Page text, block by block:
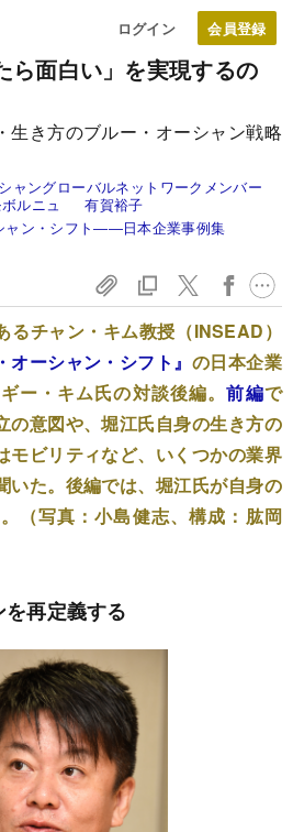
ログイン
ら面白い」を実現するの
生き方のブルー・オーシャン戦略
ャングローバルネットワークメンバー
ルニュ
有賀裕子
ャン・シフト――日本企業事例集
るチャン・キム教授（INSEAD）
オーシャン・シフト』 の日本企業
ー・キム氏の対談後編。前編で
の意図や、堀江氏自身の生き方の
モビリティなど、いくつかの業界
いた。後編では、堀江氏が自身の
（写真：小島健志、構成：肱岡
再定義する